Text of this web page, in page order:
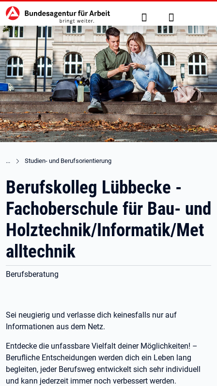
zu den Hauptinhalten springen
Hauptnavigation Suche Anmelden
Studien- und Berufsorientierung
Berufskolleg Lübbecke -
Fachoberschule für Bau- und
Holztechnik/Informatik/Met
alltechnik
Berufsberatung
Sei neugierig und verlasse dich keinesfalls nur auf
Informationen aus dem Netz.
Entdecke die unfassbare Vielfalt deiner Möglichkeiten! –
Berufliche Entscheidungen werden dich ein Leben lang
begleiten, jeder Berufsweg entwickelt sich sehr individuell
und kann jederzeit immer noch verbessert werden.